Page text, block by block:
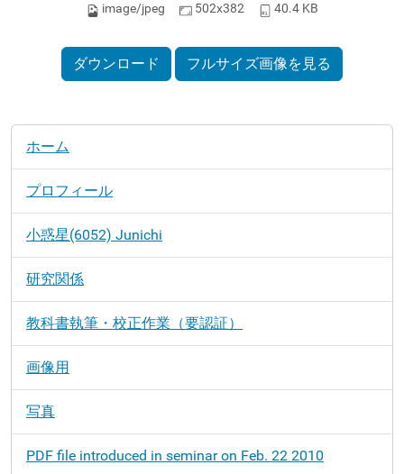
image/jpeg 502x382 40.4 KB
ダウンロード フルサイズ画像を見る
ホーム
プロフィール
小惑星(6052) Junichi
研究関係
教科書執筆・校正作業（要認証）
画像用
写真
PDF file introduced in seminar on Feb. 22 2010